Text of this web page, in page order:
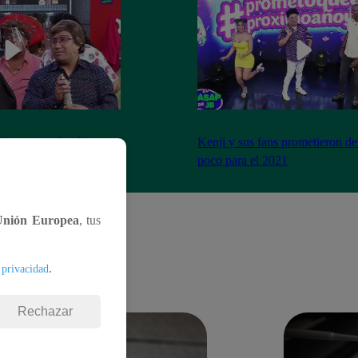
cierre de año y se
Kenji y sus fans prometieron
poco para el 2021
Europea, tus
.
Rechazar